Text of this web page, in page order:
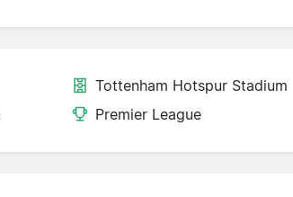
Tottenham Hotspur Stadium
Premier League